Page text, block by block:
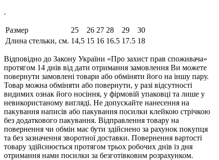
.
Размер 25 26 27 28 29
30
Длина стельки, см. 14,5 15 16 16.5 17.5 18
Відповідно до Закону України «Про захист прав споживача»
протягом 14 днів від дати отримання замовлення Ви можете
повернути замовлені товари або обміняти його на іншу пару.
Товар можна обміняти або повернути, у разі відсутності
видимих ​​ознак його носіння, у фірмовій упаковці та лише у
невикористаному вигляді. Не допускайте нанесення на
пакування написів або пакування посилки клейкою стрічкою
без додаткового пакування. Відправлення товару на
повернення чи обмін має бути здійснено за рахунок покупця
та без зазначення зворотної доставки. Повернення вартості
товару здійснюється протягом трьох робочих днів із дня
отримання нами посилки за безготівковим розрахунком.